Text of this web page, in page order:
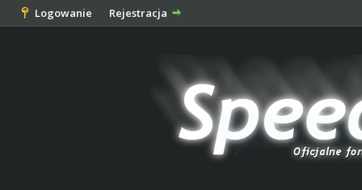
Logowanie Rejestracja